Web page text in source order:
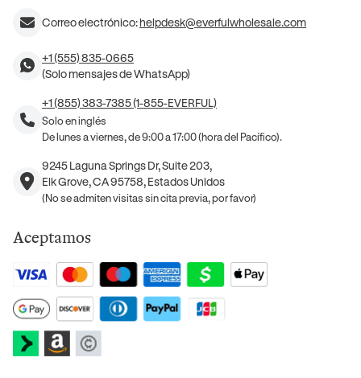
Correo electrónico:helpdesk@everfulwholesale.com
+1 (555) 835-0665
(Solo mensajes de WhatsApp)
+1 (855) 383-7385 (1-855-EVERFUL)
Solo en inglés
De lunes a viernes, de 9:00 a 17:00 (hora del Pacífico).
9245 Laguna Springs Dr, Suite 203,
Elk Grove, CA 95758, Estados Unidos
(No se admiten visitas sin cita previa, por favor)
Aceptamos